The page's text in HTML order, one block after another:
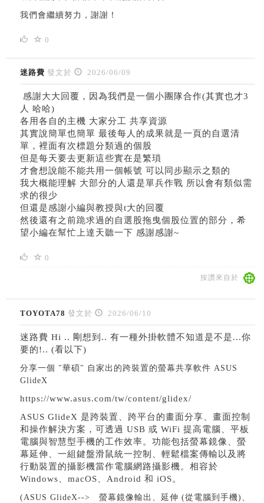
我們會繼續努力，謝謝！
0
迷路費 發文於 2026/06/09
感謝大大回覆，因為我們是一個小團隊合作(其實也才3
人 哈哈)
各用各自的主機 大家分工 共享資源
其實說簡單也簡單 最後每人的成果就是一頁的自選清
單，裡面有次標題分類過的個股
但是每天要去更新這些實在是繁瑣
才會想說能不能共用一個帳號 可以同步顯示之類的
我大概能理解 大部分的人還是單兵作戰 所以會有類似需
求的很少
但還是感謝小編與教授與t大的回覆
然後還有之前跪求過的自選股拖曳個股位置的部分，希
望小編在幫忙上達天聽一下 感謝感謝~
0
按讚來自於
TOYOTA78 發文於 2026/06/10
迷路費 Hi .. 剛想到.. 有一種外掛軟體不知道是不是...你
要的!.. (看以下)
分享一個 "華碩" 自家出的跨裝置的螢幕共享軟件 ASUS
GlideX
https://www.asus.com/tw/content/glidex/
ASUS GlideX 是跨裝置、跨平台的畫面分享、畫面控制
和操作解決方案，可透過 USB 或 WiFi 提高電腦、平板
電腦與智慧型手機的工作效率。功能包括螢幕鏡像、螢
幕延伸、一組鍵盤滑鼠統一控制、輕鬆檔案傳輸以及將
行動裝置的攝影機當作電腦網路攝影機。相容於
Windows、macOS、Android 和 iOS。
(ASUS GlideX--> 螢幕鏡像輸出、延伸 (從電腦到手機)、